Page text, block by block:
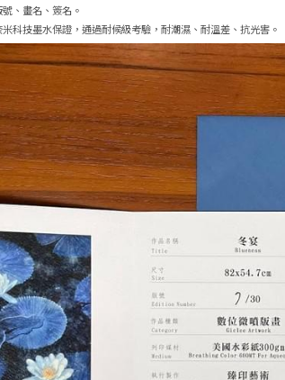
、畫名、簽名。
科技墨水保證，通過耐候級考驗，耐潮濕、耐溫差、抗光害。